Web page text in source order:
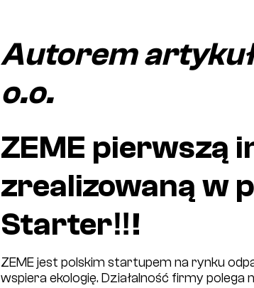
Autorem
o.o.
ZEME pierwszą
zrealizowaną w
Starter‼️!
ZEME jest polskim startupem na rynku
wspiera ekologię. Działalność firmy